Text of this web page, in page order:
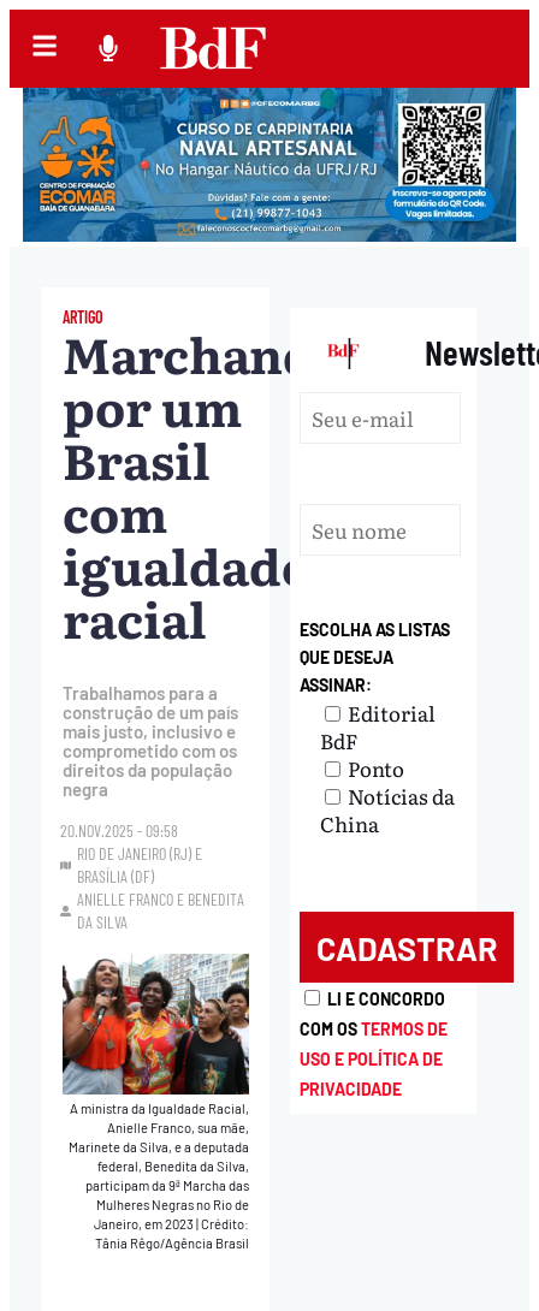
ARTIGO
Marchando
por um
Brasil
com
igualdade
racial
Trabalhamos para a
construção de um país
mais justo, inclusivo e
comprometido com os
direitos da população
negra
20.NOV.2025 - 09:58
RIO DE JANEIRO (RJ) E
BRASÍLIA (DF)
ANIELLE FRANCO E BENEDITA
DA SILVA
A ministra da Igualdade Racial,
Anielle Franco, sua mãe,
Marinete da Silva, e a deputada
federal, Benedita da Silva,
participam da 9ª Marcha das
Mulheres Negras no Rio de
Janeiro, em 2023|Crédito:
Tânia Rêgo/Agência Brasil
|
ESCOLHA AS LISTAS
QUE DESEJA
ASSINAR:
Editorial
BdF
Ponto
Notícias da
China
LI E CONCORDO
COM OSTERMOS DE
USO E POLÍTICA DE
PRIVACIDADE